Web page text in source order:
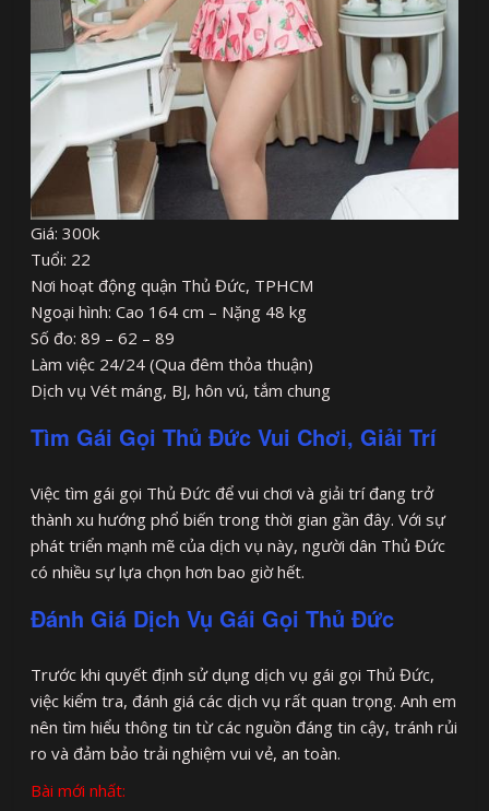
Giá: 300k
Tuổi: 22
Nơi hoạt động quận Thủ Đức, TPHCM
Ngoại hình: Cao 164 cm – Nặng 48 kg
Số đo: 89 – 62 – 89
Làm việc 24/24 (Qua đêm thỏa thuận)
Dịch vụ Vét máng, BJ, hôn vú, tắm chung
Tìm Gái Gọi Thủ Đức Vui Chơi, Giải Trí
Việc tìm gái gọi Thủ Đức để vui chơi và giải trí đang trở
thành xu hướng phổ biến trong thời gian gần đây. Với sự
phát triển mạnh mẽ của dịch vụ này, người dân Thủ Đức
có nhiều sự lựa chọn hơn bao giờ hết.
Đánh Giá Dịch Vụ Gái Gọi Thủ Đức
Trước khi quyết định sử dụng dịch vụ gái gọi Thủ Đức,
việc kiểm tra, đánh giá các dịch vụ rất quan trọng. Anh em
nên tìm hiểu thông tin từ các nguồn đáng tin cậy, tránh rủi
ro và đảm bảo trải nghiệm vui vẻ, an toàn.
Bài mới nhất: